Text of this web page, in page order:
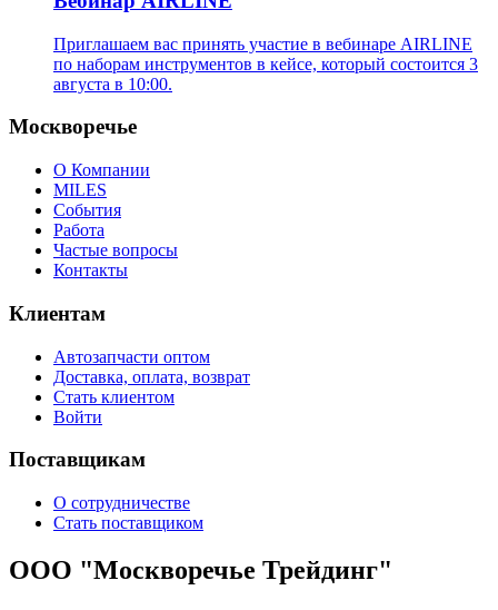
Приглашаем вас принять участие в вебинаре AIRLINE
по наборам инструментов в кейсе, который состоится 3
августа в 10:00.
Москворечье
О Компании
MILES
События
Работа
Частые вопросы
Контакты
Клиентам
Автозапчасти оптом
Доставка, оплата, возврат
Стать клиентом
Войти
Поставщикам
О сотрудничестве
Стать поставщиком
ООО "Москворечье Трейдинг"